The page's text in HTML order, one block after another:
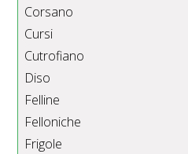
Corsano
Cursi
Cutrofiano
Diso
Felline
Felloniche
Frigole